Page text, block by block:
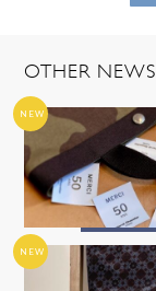
OTHER NEWS
NEW
NEW